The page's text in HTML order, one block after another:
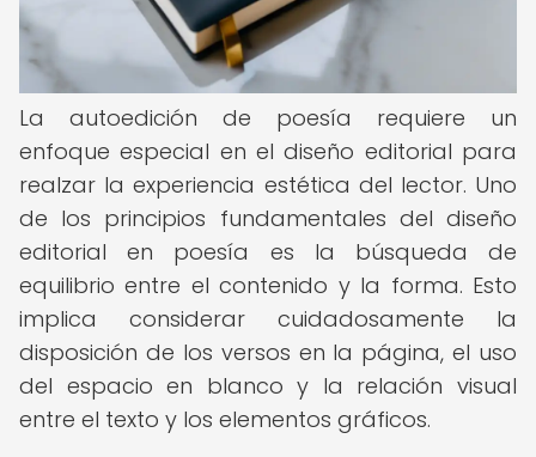
La autoedición de poesía requiere un
enfoque especial en el diseño editorial para
realzar la experiencia estética del lector. Uno
de los principios fundamentales del diseño
editorial en poesía es la búsqueda de
equilibrio entre el contenido y la forma. Esto
implica considerar cuidadosamente la
disposición de los versos en la página, el uso
del espacio en blanco y la relación visual
entre el texto y los elementos gráficos.